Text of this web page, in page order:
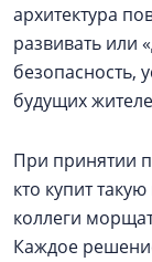
архитектура
развивать или
безопасность,
будущих
При принятии
кто купит
коллеги
Каждое